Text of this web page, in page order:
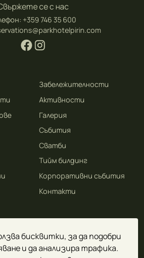
се с нас
+359 746 35 600
Забележителности
Активности
Галерия
Събития
Сватби
Тийм билдинг
Корпоративни събития
Контакти
за поверителност
за поверителност
ЗЗЛСПОИН
бисквитки, за да подобри
и да анализира трафика.